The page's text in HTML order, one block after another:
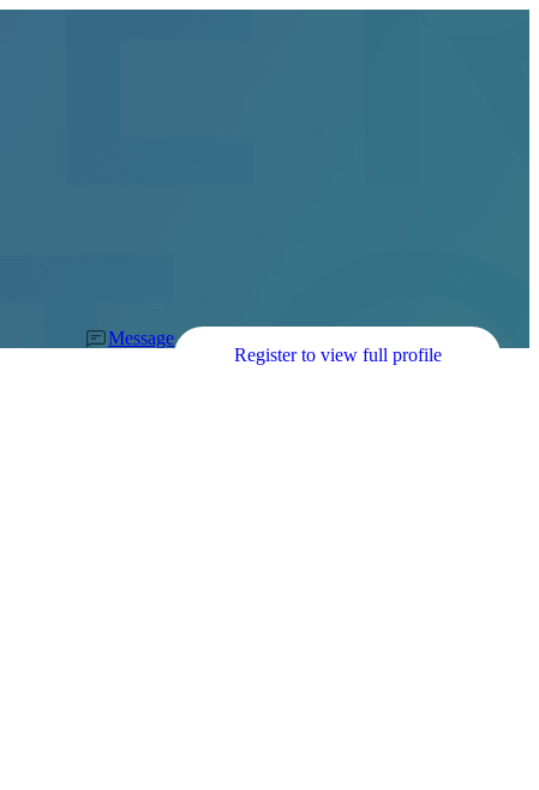
Message
Register to view full profile